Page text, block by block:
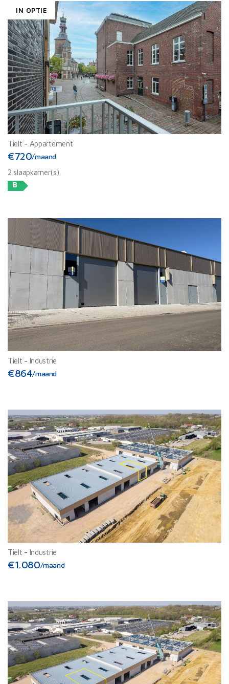
IN OPTIE
Tielt - Appartement
€720/maand
2 slaapkamer(s)
B
Tielt - Industrie
€864/maand
Tielt - Industrie
€1.080/maand